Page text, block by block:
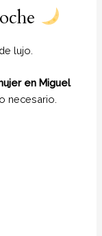
lujo.
en Miguel
necesario.